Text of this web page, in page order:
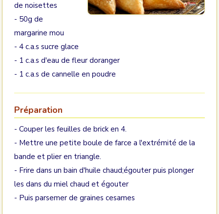
de noisettes
- 50g de
margarine mou
- 4 c.a.s sucre glace
- 1 c.a.s d'eau de fleur doranger
- 1 c.a.s de cannelle en poudre
Préparation
- Couper les feuilles de brick en 4.
- Mettre une petite boule de farce a l'extrémité de la
bande et plier en triangle.
- Frire dans un bain d'huile chaud;égouter puis plonger
les dans du miel chaud et égouter
- Puis parsemer de graines cesames